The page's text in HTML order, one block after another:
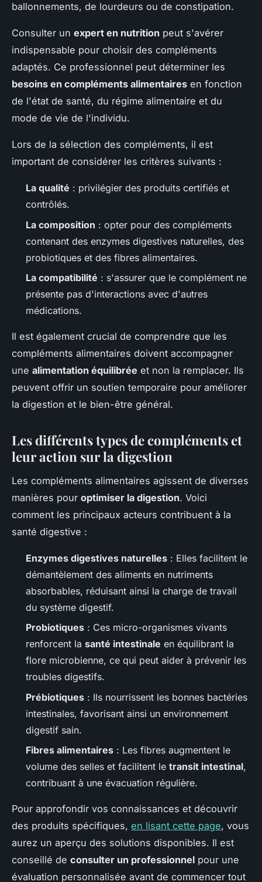
ballonnements, de lourdeurs ou de constipation.
Consulter un expert en nutrition peut s'avérer
indispensable pour choisir des compléments
adaptés. Ce professionnel peut déterminer les
besoins en compléments alimentaires en fonction
de l'état de santé, du régime alimentaire et du
mode de vie de l'individu.
Lors de la sélection des compléments, il est
important de considérer les critères suivants :
La qualité : privilégier des produits certifiés et
contrôlés.
La composition : opter pour des compléments
contenant des enzymes digestives naturelles, des
probiotiques et des fibres alimentaires.
La compatibilité : s'assurer que le complément ne
présente pas d'interactions avec d'autres
médications.
Il est également crucial de comprendre que les
compléments alimentaires doivent accompagner
une alimentation équilibrée et non la remplacer. Ils
peuvent offrir un soutien temporaire pour améliorer
la digestion et le bien-être général.
Les différents types de compléments et
leur action sur la digestion
Les compléments alimentaires agissent de diverses
manières pour optimiser la digestion. Voici
comment les principaux acteurs contribuent à la
santé digestive :
Enzymes digestives naturelles : Elles facilitent le
démantèlement des aliments en nutriments
absorbables, réduisant ainsi la charge de travail
du système digestif.
Probiotiques : Ces micro-organismes vivants
renforcent la santé intestinale en équilibrant la
flore microbienne, ce qui peut aider à prévenir les
troubles digestifs.
Prébiotiques : Ils nourrissent les bonnes bactéries
intestinales, favorisant ainsi un environnement
digestif sain.
Fibres alimentaires : Les fibres augmentent le
volume des selles et facilitent le transit intestinal,
contribuant à une évacuation régulière.
Pour approfondir vos connaissances et découvrir
des produits spécifiques, en lisant cette page, vous
aurez un aperçu des solutions disponibles. Il est
conseillé de consulter un professionnel pour une
évaluation personnalisée avant de commencer tout